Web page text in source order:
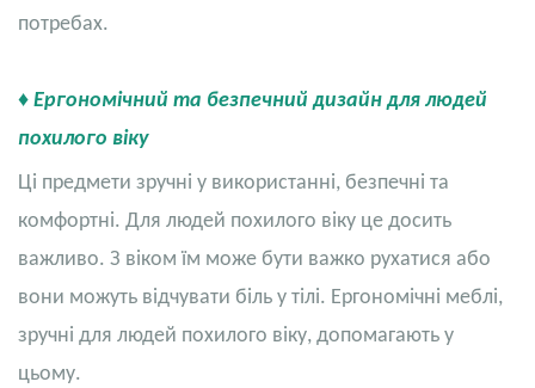
потребах.
♦ Ергономічний та безпечний дизайн для людей
похилого віку
Ці предмети зручні у використанні, безпечні та
комфортні. Для людей похилого віку це досить
важливо. З віком їм може бути важко рухатися або
вони можуть відчувати біль у тілі. Ергономічні меблі,
зручні для людей похилого віку, допомагають у
цьому.